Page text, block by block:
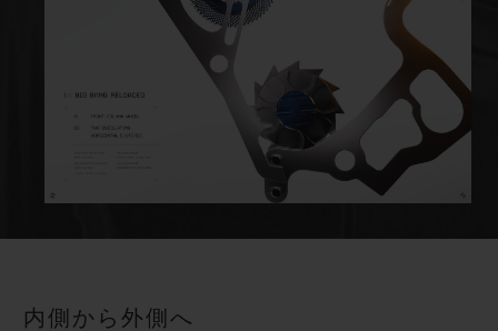
内側から外側へ